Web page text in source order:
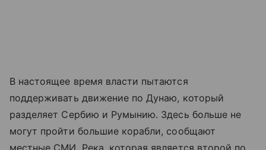
В настоящее время власти пытаются
поддерживать движение по Дунаю, который
разделяет Сербию и Румынию. Здесь больше не
могут пройти большие корабли, сообщают